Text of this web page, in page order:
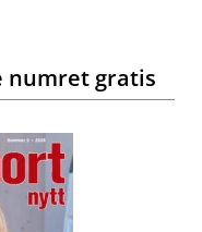
numret gratis